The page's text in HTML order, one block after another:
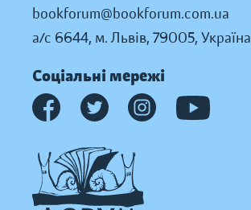
bookforum@bookforum.com.ua
а/с 6644, м. Львів, 79005, Україна
Соціальні мережі